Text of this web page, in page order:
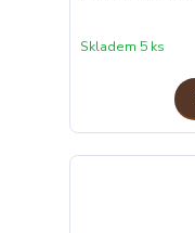
Skladem 5 ks